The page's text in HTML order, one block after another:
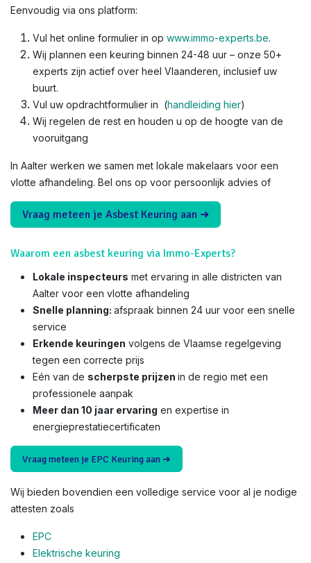
Eenvoudig via ons platform:
Vul het online formulier in op www.immo-experts.be.
Wij plannen een keuring binnen 24-48 uur – onze 50+
experts zijn actief over heel Vlaanderen, inclusief uw
buurt.
Vul uw opdrachtformulier in (handleiding hier)
Wij regelen de rest en houden u op de hoogte van de
vooruitgang
In Aalter werken we samen met lokale makelaars voor een
vlotte afhandeling. Bel ons op voor persoonlijk advies of
Vraag meteen je Asbest Keuring aan ➜
Waarom een asbest keuring via Immo-Experts?
Lokale inspecteurs met ervaring in alle districten van
Aalter voor een vlotte afhandeling
Snelle planning: afspraak binnen 24 uur voor een snelle
service
Erkende keuringen volgens de Vlaamse regelgeving
tegen een correcte prijs
Eén van de scherpste prijzen in de regio met een
professionele aanpak
Meer dan 10 jaar ervaring en expertise in
energieprestatiecertificaten
Vraag meteen je EPC Keuring aan ➜
Wij bieden bovendien een volledige service voor al je nodige
attesten zoals
EPC
Elektrische keuring